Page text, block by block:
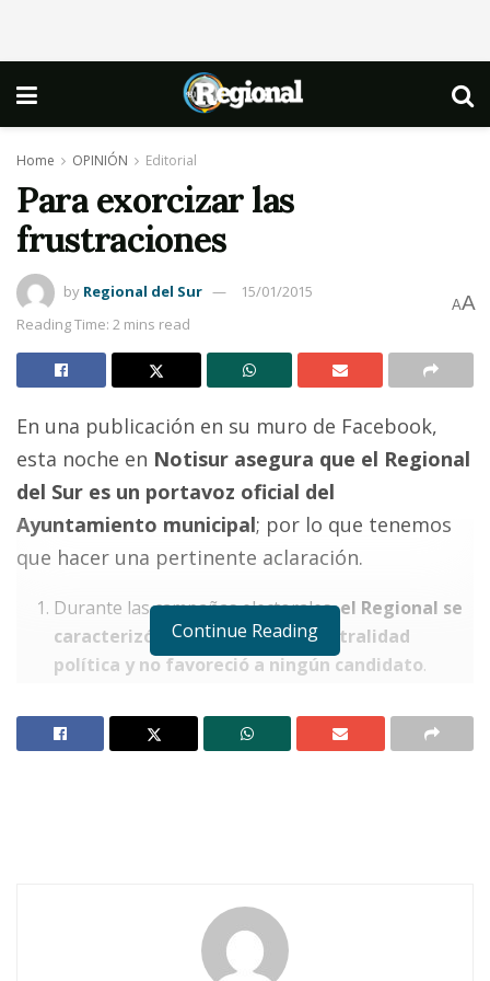
Home OPINIÓN Editorial
Para exorcizar las
frustraciones
by Regional del Sur
15/01/2015
Reading Time: 2 mins read
AA
En una publicación en su muro de Facebook,
esta noche en Notisur asegura que el Regional
del Sur es un portavoz oficial del
Ayuntamiento municipal; por lo que tenemos
que hacer una pertinente aclaración.
Durante las campañas electorales,el Regional se
caracterizó por mantener la neutralidad
política y no favoreció a ningún candidato.
Carlos Martínez, profería loas en La Nayarita al
candidato oficial,nosotros denunciábamos los
hemos recibido ninguna directriz,
mandamiento o prohibición en el ejercicio de
nuestro quehacer periodístico
Continue Reading